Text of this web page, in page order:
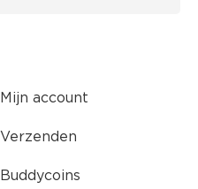
Mijn account
Verzenden
Buddycoins